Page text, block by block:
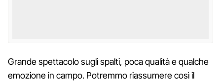
Grande spettacolo sugli spalti, poca qualità e qualche
emozione in campo. Potremmo riassumere così il